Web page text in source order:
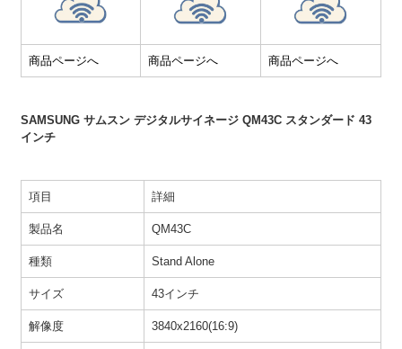
商品ページへ 商品ページへ 商品ページへ
SAMSUNG サムスン デジタルサイネージ QM43C スタンダード 43
インチ
項目 詳細
製品名 QM43C
種類 Stand Alone
サイズ 43インチ
解像度 3840x2160(16:9)